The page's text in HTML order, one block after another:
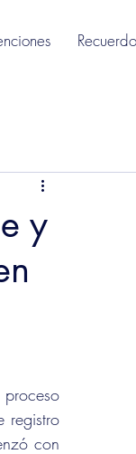
y
registro
con